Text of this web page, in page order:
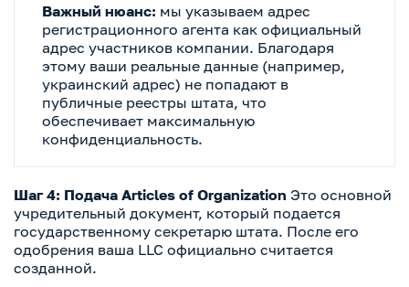
Важный нюанс: мы указываем адрес
регистрационного агента как официальный
адрес участников компании. Благодаря
этому ваши реальные данные (например,
украинский адрес) не попадают в
публичные реестры штата, что
обеспечивает максимальную
конфиденциальность.
Шаг 4: Подача Articles of Organization Это основной
учредительный документ, который подается
государственному секретарю штата. После его
одобрения ваша LLC официально считается
созданной.